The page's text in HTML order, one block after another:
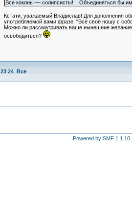
Все коконы — солипсисты! Объединяться бы им
Кстати, уважаемый Владислав! Для дополнения
употребляемой вами фразе: "Всё своё ношу с
Можно ли рассматривать ваше нынешние желание
освободиться?
23 24 Все
Powered by SMF 1.1.10